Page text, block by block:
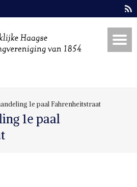
1e paal Fahrenheitstraat
1e paal